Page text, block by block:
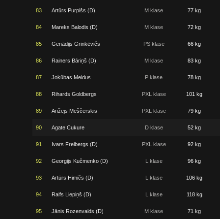
83 Artūrs Purpišs (D) M klase 77 kg
84 Mareks Balodis (D) M klase 72 kg
85 Genādijs Grinkēvičs PS klase 66 kg
86 Rainers Bāriņš (D) M klase 83 kg
87 Jokūbas Meidus P klase 78 kg
88 Rihards Goldbergs PXL klase 101 kg
89 Anžejs Meščerskis PXL klase 79 kg
90 Agate Cukure D klase 52 kg
91 Ivars Freibergs (D) PXL klase 92 kg
92 Georgijs Kučmenko (D) L klase 96 kg
93 Artūrs Himičs (D) L klase 106 kg
94 Ralfs Liepiņš (D) L klase 118 kg
95 Jānis Rozenvalds (D) M klase 71 kg